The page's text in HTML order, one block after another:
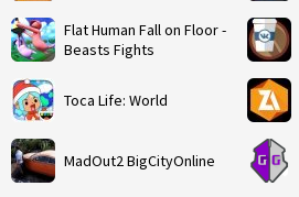
Flat Human Fall on Floor -
Beasts Fights
Toca Life: World
MadOut2 BigCityOnline